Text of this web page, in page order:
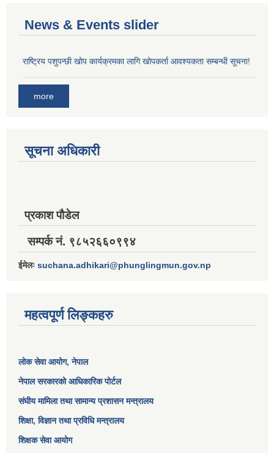
News & Events slider
राष्ट्रिय पशुपन्छी खोप कार्यक्रमका लागि खोपकर्ता आवश्यकता सम्बन्धी सूचना!
more
सूचना अधिकारी
प्रकाश पौडेल
सम्पर्क नं. ९८५२६६०९९४
ईमेलः suchana.adhikari@phunglingmun.gov.np
महत्वपूर्ण लिङ्कहरु
लोक सेवा आयोग, नेपाल
नेपाल सरकारको आधिकारिक पोर्टल
संघीय मामिला तथा सामान्य प्रशासन मन्त्रालय
शिक्षा, विज्ञान तथा प्रविधि मन्त्रालय
शिक्षक सेवा आयोग